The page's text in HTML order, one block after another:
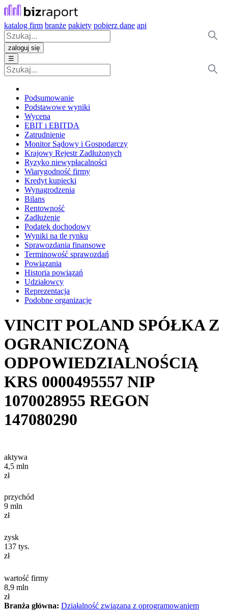
katalog firm branże pakiety pobierz dane api
zaloguj się
☰
Podsumowanie
Podstawowe wyniki
Wycena
EBIT i EBITDA
Zatrudnienie
Monitor Sądowy i Gospodarczy
Krajowy Rejestr Zadłużonych
Ryzyko niewypłacalności
Wiarygodność firmy
Kredyt kupiecki
Wynagrodzenia
Bilans
Rentowność
Zadłużenie
Podatek dochodowy
Wyniki na tle rynku
Sprawozdania finansowe
Terminowość sprawozdań
Powiązania
Historia powiązań
Udziałowcy
Reprezentacja
Podobne organizacje
VINCIT POLAND SPÓŁKA Z
OGRANICZONĄ
ODPOWIEDZIALNOŚCIĄ
KRS 0000495557 NIP
1070028955 REGON
147080290
aktywa
4,5 mln
zł
przychód
9 mln
zł
zysk
137 tys.
zł
wartość firmy
8,9 mln
zł
Branża główna: Działalność związana z oprogramowaniem